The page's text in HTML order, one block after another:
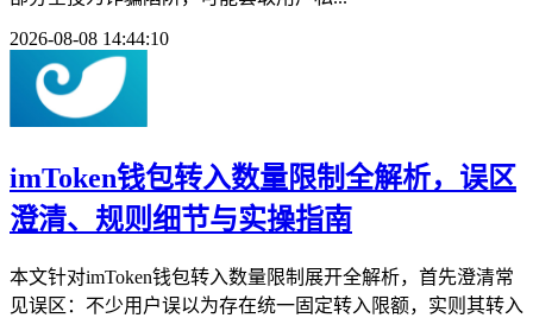
2026-08-08 14:44:10
imToken钱包转入数量限制全解析，误区
澄清、规则细节与实操指南
本文针对imToken钱包转入数量限制展开全解析，首先澄清常
见误区：不少用户误以为存在统一固定转入限额，实则其转入